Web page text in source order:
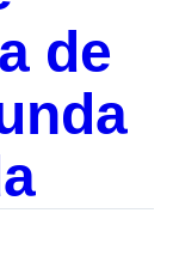
de